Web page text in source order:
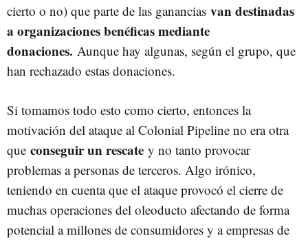
cierto o no) que parte de las ganancias van destinadas
a organizaciones benéficas mediante
donaciones. Aunque hay algunas, según el grupo, que
han rechazado estas donaciones.
Si tomamos todo esto como cierto, entonces la
motivación del ataque al Colonial Pipeline no era otra
que conseguir un rescate y no tanto provocar
problemas a personas de terceros. Algo irónico,
teniendo en cuenta que el ataque provocó el cierre de
muchas operaciones del oleoducto afectando de forma
potencial a millones de consumidores y a empresas de